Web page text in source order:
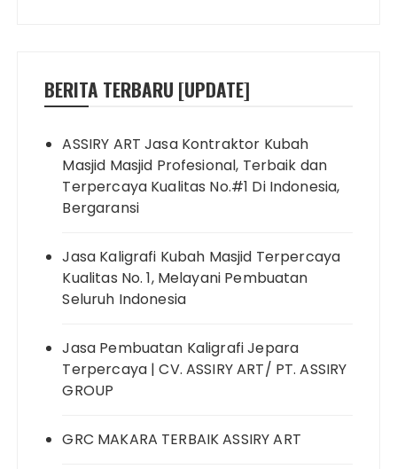
BERITA TERBARU [UPDATE]
ASSIRY ART Jasa Kontraktor Kubah
Masjid Masjid Profesional, Terbaik dan
Terpercaya Kualitas No.#1 Di Indonesia,
Bergaransi
Jasa Kaligrafi Kubah Masjid Terpercaya
Kualitas No. 1, Melayani Pembuatan
Seluruh Indonesia
Jasa Pembuatan Kaligrafi Jepara
Terpercaya | CV. ASSIRY ART/ PT. ASSIRY
GROUP
GRC MAKARA TERBAIK ASSIRY ART